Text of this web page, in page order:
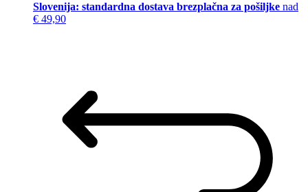
Slovenija: standardna dostava brezplačna za pošiljke nad
€ 49,90